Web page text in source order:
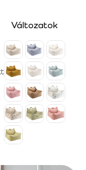
Változatok